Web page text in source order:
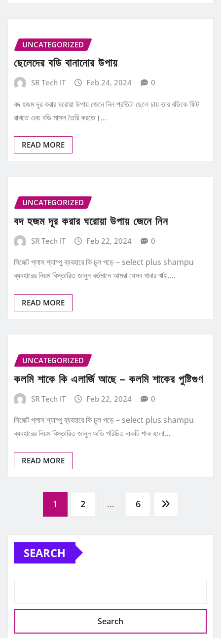
UNCATEGORIZED
ছেলেদের বডি বানানোর উপায়
SR Tech IT Feb 24, 2024 0
বদ হজম দূর করার ঘরোয়া উপায় জেনে নিন প্রতিটা ছেলে চায় তার বডিকে ফিট
রাখতে এবং বডি মাসল তৈরি করতে।…
READ MORE
UNCATEGORIZED
বদ হজম দূর করার ঘরোয়া উপায় জেনে নিন
SR Tech IT Feb 22, 2024 0
সিলেক্ট প্লাস শ্যাম্পু ব্যবহারে কি চুল পড়ে – select plus shampu
ব্যবহারের নিয়ম বিস্তারিত জানুন বর্তমানে আমরা যেসব খাবার খাই,…
READ MORE
UNCATEGORIZED
কলমি শাকে কি এলার্জি আছে – কলমি শাকের পুষ্টিগুণ
SR Tech IT Feb 22, 2024 0
সিলেক্ট প্লাস শ্যাম্পু ব্যবহারে কি চুল পড়ে – select plus shampu
ব্যবহারের নিয়ম বিস্তারিত জানুন অতি পরিচিত একটি শাক হলো…
READ MORE
Posts
pagination
1 2 … 6
SEARCH
Search